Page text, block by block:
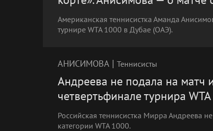
Американская теннисистка Аманда
турнире WTA 1000 в Дубае (ОАЭ).
АНИСИМОВА | Теннисисты
Андреева не подала на матч
четвертьфинале турнира
Российская теннисистка Мирра Андреева
категории WTA 1000.